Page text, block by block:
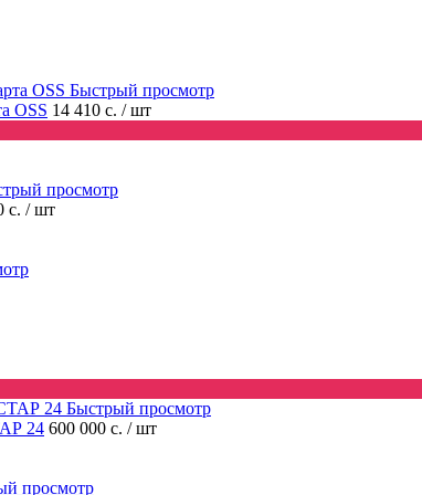
Быстрый просмотр
OSS 14 410 с. / шт
просмотр
с. / шт
Быстрый просмотр
24 600 000 с. / шт
просмотр